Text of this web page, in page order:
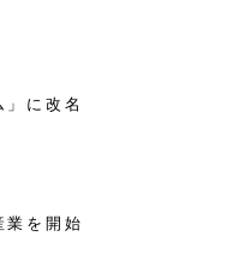
に改名
業を開始